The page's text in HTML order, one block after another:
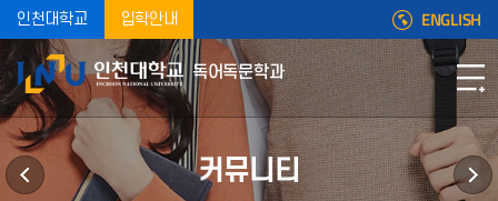
인천대학교 입학안내 ENGLISH
독어독문학과
커뮤니티